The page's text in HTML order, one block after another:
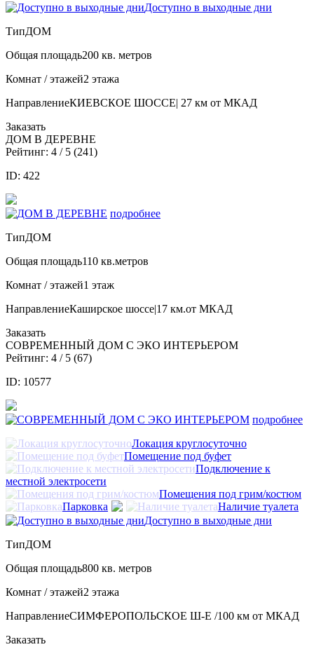
Доступно в выходные дни
ТипДОМ
Общая площадь200 кв. метров
Комнат / этажей2 этажа
НаправлениеКИЕВСКОЕ ШОССE| 27 км от МКАД
Заказать
ДОМ В ДЕРЕВНЕ
Рейтинг: 4 / 5 (241)
ID: 422
подробнее
ТипДОМ
Общая площадь110 кв.метров
Комнат / этажей1 этаж
НаправлениеКаширское шоссе|17 км.от МКАД
Заказать
СОВРЕМЕННЫЙ ДОМ С ЭКО ИНТЕРЬЕРОМ
Рейтинг: 4 / 5 (67)
ID: 10577
подробнее
Локация круглосуточно
Помещение под буфет
Подключение к
местной электросети
Помещения под грим/костюм
Парковка
Наличие туалета
Доступно в выходные дни
ТипДОМ
Общая площадь800 кв. метров
Комнат / этажей2 этажа
НаправлениеСИМФЕРОПОЛЬСКОЕ Ш-Е /100 км от МКАД
Заказать